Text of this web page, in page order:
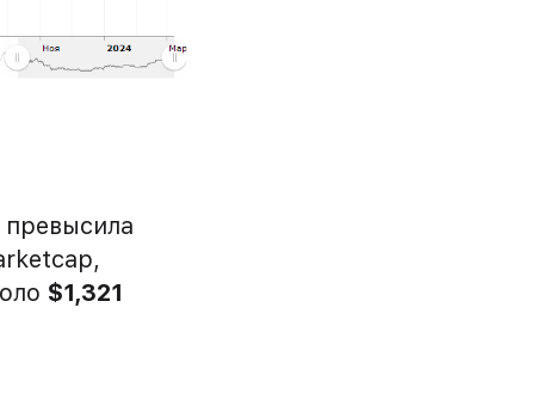
превысила
$1,321